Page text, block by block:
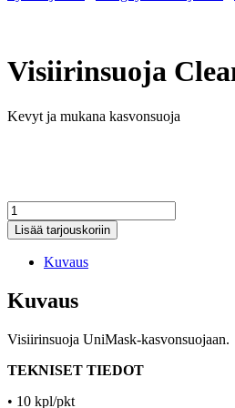
Visiirinsuoja
Kevyt ja mukana kasvonsuoja
Visiirinsuoja
CleanAIR®
UniMask
määrä
Lisää tarjouskoriin
Kuvaus
Kuvaus
Visiirinsuoja UniMask-kasvonsuojaan.
TEKNISET TIEDOT
• 10 kpl/pkt